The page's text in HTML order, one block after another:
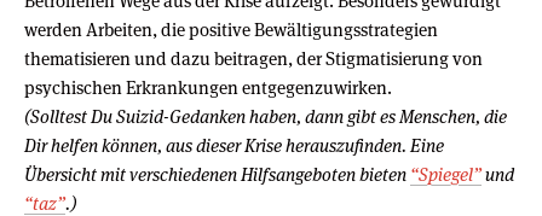
werden Arbeiten, die positive Bewältigungsstrategien
thematisieren und dazu beitragen, der Stigmatisierung von
psychischen Erkrankungen entgegenzuwirken.
(Solltest Du Suizid-Gedanken haben, dann gibt es Menschen, die
Dir helfen können, aus dieser Krise herauszufinden. Eine
Übersicht mit verschiedenen Hilfsangeboten bieten “Spiegel”und
“taz”.)